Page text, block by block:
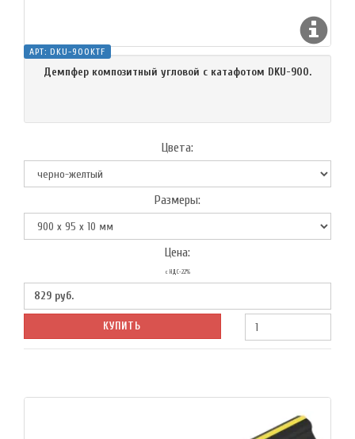
АРТ: DKU-900KTF
Демпфер композитный угловой с катафотом DKU-900.
Цвета:
Размеры:
Цена:
с НДС-22%
829 руб.
КУПИТЬ